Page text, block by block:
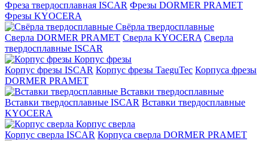
Фреза твердосплавная ISCAR Фрезы DORMER PRAMET
Фрезы KYOCERA
Свёрла твердосплавные
Сверла DORMER PRAMET Сверла KYOCERA Сверла
твердосплавные ISCAR
Корпус фрезы
Корпус фрезы ISCAR Корпус фрезы TaeguTec Корпуса фрезы
DORMER PRAMET
Вставки твердосплавные
Вставки твердосплавные ISCAR Вставки твердосплавные
KYOCERA
Корпус сверла
Корпус сверла ISCAR Корпуса сверла DORMER PRAMET